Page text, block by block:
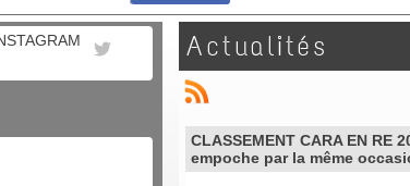
Actualités
CLASSEMENT CARA EN
empoche par la même